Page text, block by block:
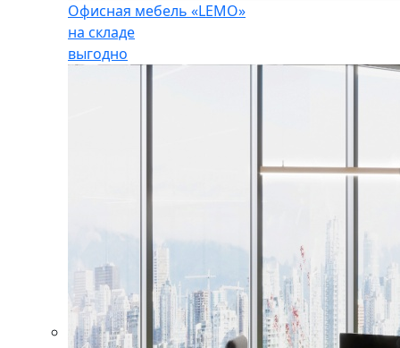
Офисная мебель «LEMO»
на складе
выгодно